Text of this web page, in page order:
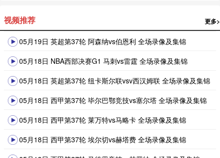
视频推荐 更多>
05月19日 英超第37轮 阿森纳vs伯恩利 全场录像及集锦
05月18日 NBA西部决赛G1 马刺vs雷霆 全场录像及集锦
05月18日 英超第37轮 纽卡斯尔联vsv西汉姆联 全场录像及集锦
05月18日 西甲第37轮 毕尔巴鄂竞技vs塞尔塔 全场录像及集锦
05月18日 西甲第37轮 莱万特vs马略卡 全场录像及集锦
05月18日 西甲第37轮 埃尔切vs赫塔费 全场录像及集锦